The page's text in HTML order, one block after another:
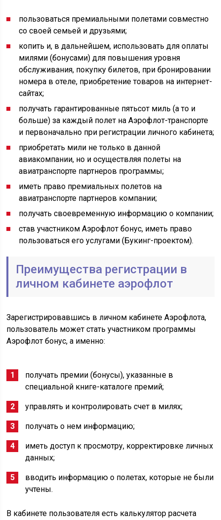
пользоваться премиальными полетами совместно
со своей семьей и друзьями;
копить и, в дальнейшем, использовать для оплаты
милями (бонусами) для повышения уровня
обслуживания, покупку билетов, при бронировании
номера в отеле, приобретение товаров на интернет-
сайтах;
получать гарантированные пятьсот миль (а то и
больше) за каждый полет на Аэрофлот-транспорте
и первоначально при регистрации личного кабинета;
приобретать мили не только в данной
авиакомпании, но и осуществляя полеты на
авиатранспорте партнеров программы;
иметь право премиальных полетов на
авиатранспорте партнеров компании;
получать своевременную информацию о компании;
став участником Аэрофлот бонус, иметь право
пользоваться его услугами (Букинг-проектом).
Преимущества регистрации в
личном кабинете аэрофлот
Зарегистрировавшись в личном кабинете Аэрофлота,
пользователь может стать участником программы
Аэрофлот бонус, а именно:
получать премии (бонусы), указанные в
специальной книге-каталоге премий;
управлять и контролировать счет в милях;
получать о нем информацию;
иметь доступ к просмотру, корректировке личных
данных;
вводить информацию о полетах, которые не были
учтены.
В кабинете пользователя есть калькулятор расчета